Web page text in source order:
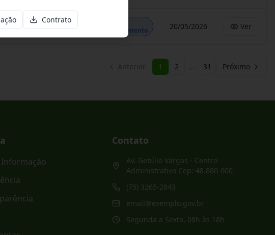
Andamento
20/05/2026 Ver
1 2 … 31 Próximo
Informação
Contato
Av. Getúlio Vargas - Centro
Administrativo Cep: 48.880-000
(75) 3265-2843
email@exemplo.gov.br
Segunda a Sexta, 08h às 18h
Contrato